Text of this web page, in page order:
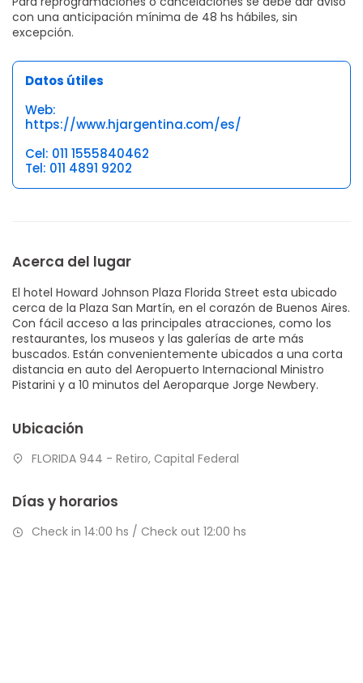
con una anticipación mínima de 48 hs hábiles, sin
excepción.
Datos útiles
Web:
https://www.hjargentina.com/es/
Cel: 011 1555840462
Tel: 011 4891 9202
Acerca del lugar
El hotel Howard Johnson Plaza Florida Street esta ubicado
cerca de la Plaza San Martín, en el corazón de Buenos Aires.
Con fácil acceso a las principales atracciones, como los
restaurantes, los museos y las galerías de arte más
buscados. Están convenientemente ubicados a una corta
distancia en auto del Aeropuerto Internacional Ministro
Pistarini y a 10 minutos del Aeroparque Jorge Newbery.
Ubicación
FLORIDA 944 - Retiro, Capital Federal
Días y horarios
Check in 14:00 hs / Check out 12:00 hs